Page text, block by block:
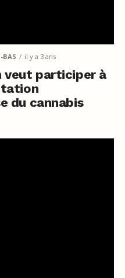
BAS il y a 3 ans
veut participer à
du cannabis